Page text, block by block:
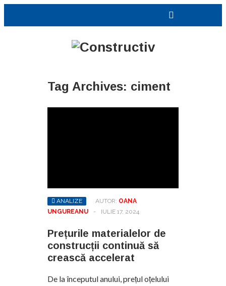
Tag Archives: ciment
ANALIZE AUTOR: OANA
UNGUREANU
- IULIE 17, 2024
Prețurile materialelor de
construcții continuă să
crească accelerat
De la începutul anului, prețul oțelului